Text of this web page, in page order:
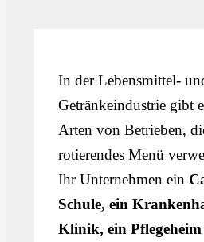
In der Lebensmittel-
Getränkeindustrie gibt
Arten von Betrieben,
rotierendes Menü
Ihr Unternehmen ein
Schule, ein
Klinik, ein Pflegeheim